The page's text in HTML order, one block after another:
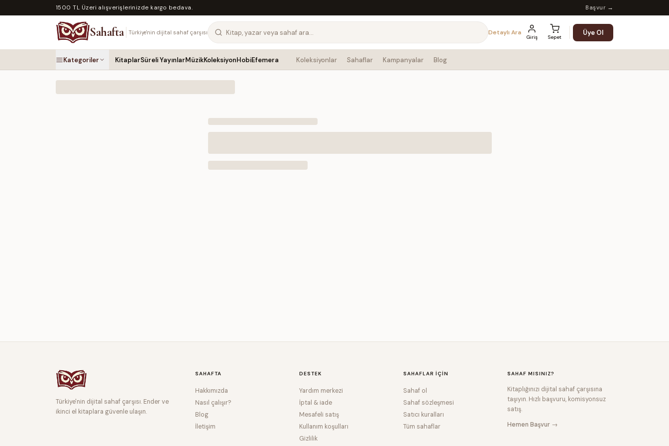
1500 TL Üzeri alışverişlerinizde kargo bedava. Başvur →
Sahafta Türkiye'nin dijital sahaf çarşısı Detaylı Ara
Giriş Sepet
Üye Ol
Kategoriler KitaplarSüreli YayınlarMüzikKoleksiyonHobiEfemera Koleksiyonlar Sahaflar Kampanyalar Blog
Türkiye'nin dijital sahaf çarşısı. Ender ve
ikinci el kitaplara güvenle ulaşın.
SAHAFTA
Hakkımızda
Nasıl çalışır?
Blog
İletişim
DESTEK
Yardım merkezi
İptal & iade
Mesafeli satış
Kullanım koşulları
Gizlilik
SAHAFLAR IÇIN
Sahaf ol
Sahaf sözleşmesi
Satıcı kuralları
Tüm sahaflar
SAHAF MISINIZ?
Kitaplığınızı dijital sahaf çarşısına
taşıyın. Hızlı başvuru, komisyonsuz
satış.
Hemen Başvur →